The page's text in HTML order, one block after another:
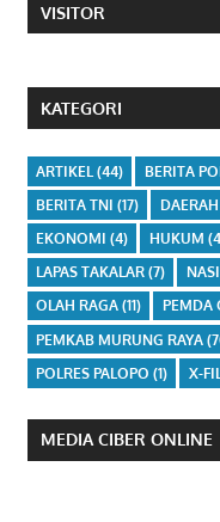
VISITOR
KATEGORI
ARTIKEL (44) BERITA
BERITA TNI (17) DAERAH
EKONOMI (4) HUKUM
LAPAS TAKALAR(7)
OLAH RAGA(11) PEMDA
PEMKAB MURUNG RAYA
POLRES PALOPO (1) X-
MEDIA CIBER ONLINE